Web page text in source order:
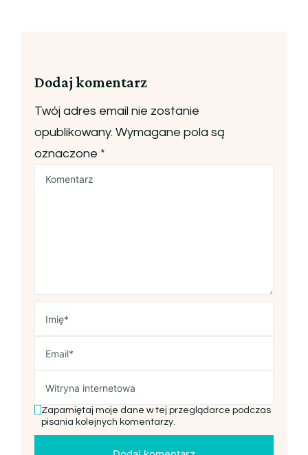
Dodaj komentarz
Twój adres email nie zostanie
opublikowany. Wymagane pola są
oznaczone *
Zapamiętaj moje dane w tej przeglądarce podczas
pisania kolejnych komentarzy.